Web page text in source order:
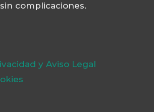
complicaciones.
y Aviso Legal